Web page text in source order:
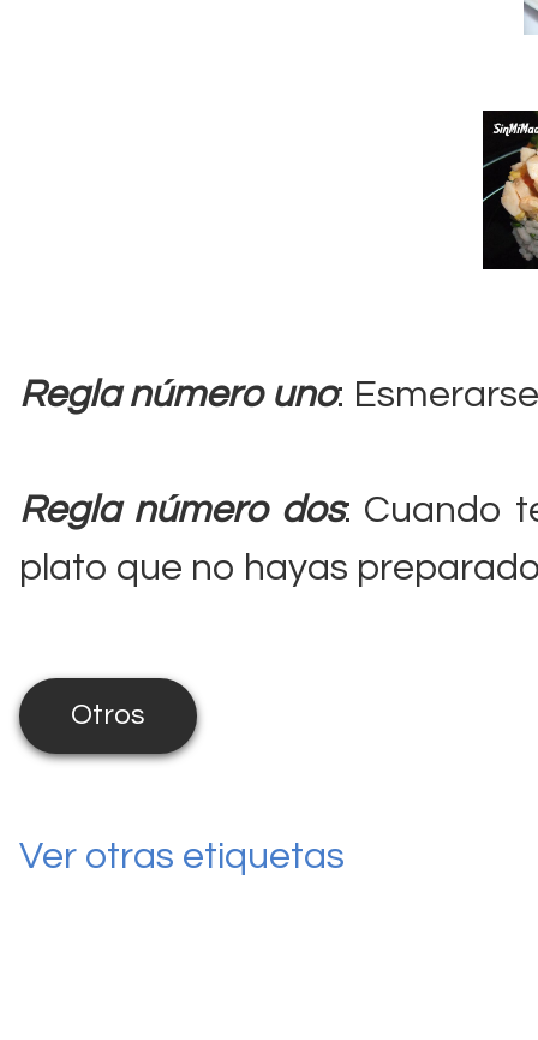
Regla número uno:
Regla número dos: Cuando
plato que no hayas
Otros
Ver otras etiquetas